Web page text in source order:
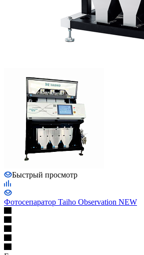
Быстрый просмотр
Фотосепаратор Taiho Observation NEW